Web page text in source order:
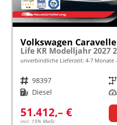
Volkswagen Caravelle
unverbindliche Lieferzeit: 4-7 Monate
Fahrzeugnr. 98397 Getriebe
Kraftstoff Diesel Leistung
51.412,– €
incl. 19% MwSt.